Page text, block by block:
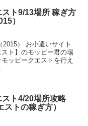
ト9/13場所 稼ぎ方
）
） お小遣いサイト
スト】のモッピー君の場
ッピークエストを行え
ト4/20場所攻略
ストの稼ぎ方）